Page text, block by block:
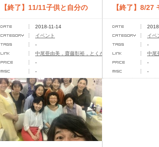
【終了】11/11子供と自分の
心を知ろう♪親子の心と身体
を整...
2018-11-14
イベント
-
中尾亜由美，齋藤彰裕，とくがわゆり
-
-
【終了】8/27
のモロッコ雑
会
イベ
-
中尾
-
-